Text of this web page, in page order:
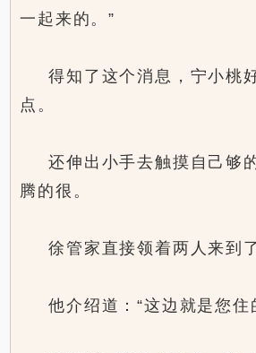
一起来的。”
得知了这个消息，宁小桃
点。
还伸出小手去触摸自己够
腾的很。
徐管家直接领着两人来到
他介绍道：“这边就是您住